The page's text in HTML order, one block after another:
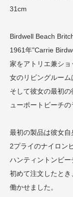
31cm
Birdwell Beach
1961年"Carrie
家をアトリエ兼シ
女のリビングルーム
そして彼女の最初
ューポートビーチの
最初の製品は彼女
2プライのナイロン
ハンティントンビ
初めて注文したと
働かせました。